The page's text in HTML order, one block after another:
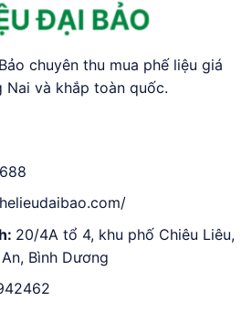
chuyên thu mua phế liệu giá
và khắp toàn quốc.
20/4A tổ 4, khu phố Chiêu Liêu,
Bình Dương